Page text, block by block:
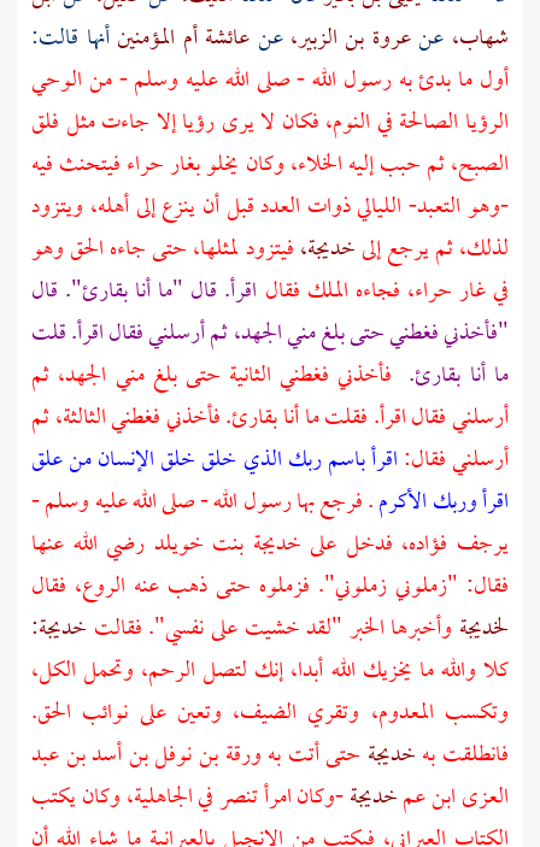
شهاب، عنعروة بن الزبير،عنعائشة أم المؤمنينأنها قالت:
أول ما بدئ به رسول الله - صلى الله عليه وسلم - من الوحي
الرؤيا الصالحة في النوم، فكان لا يرى رؤيا إلا جاءت مثل فلق
الصبح، ثم حبب إليه الخلاء، وكان يخلوبغار حراءفيتحنث فيه
-وهو التعبد- الليالي ذوات العدد قبل أن ينزع إلى أهله، ويتزود
لذلك، ثم يرجع إلىخديجة،فيتزود لمثلها، حتى جاءه الحق وهو
فيغار حراء، فجاءه الملك فقال اقرأ. قال "ما أنا بقارئ". قال
"فأخذني فغطني حتى بلغ مني الجهد، ثم أرسلني فقال اقرأ. قلت
ما أنا بقارئ. فأخذني فغطني الثانية حتى بلغ مني الجهد، ثم
أرسلني فقال اقرأ. فقلت ما أنا بقارئ. فأخذني فغطني الثالثة، ثم
أرسلني فقال:اقرأ باسم ربك الذي خلقخلق الإنسان من علق
اقرأ وربك الأكرم. فرجع بها رسول الله - صلى الله عليه وسلم -
يرجف فؤاده، فدخل على خديجة بنت خويلد رضي الله عنها
فقال: "زملوني زملوني". فزملوه حتى ذهب عنه الروع، فقال
لخديجة وأخبرها الخبر "لقد خشيت على نفسي". فقالت خديجة:
كلا والله ما يخزيك الله أبدا، إنك لتصل الرحم، وتحمل الكل،
وتكسب المعدوم، وتقري الضيف، وتعين على نوائب الحق.
فانطلقت بهخديجة حتى أتت بهورقة بن نوفل بن أسد بن عبد
العزىابن عمخديجة-وكان امرأ تنصر في الجاهلية، وكان يكتب